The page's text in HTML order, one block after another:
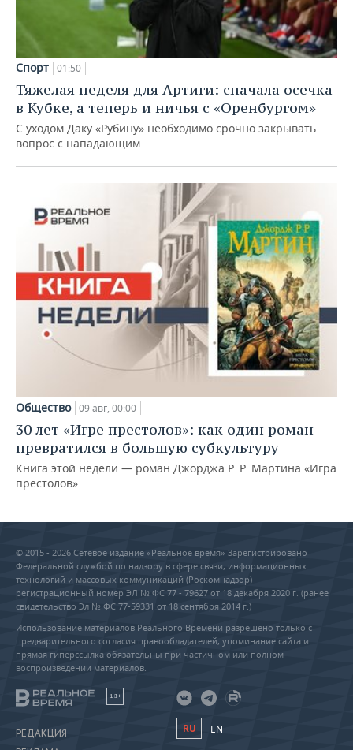
Спорт 01:50
Тяжелая неделя для Артиги: сначала осечка
в Кубке, а теперь и ничья с «Оренбургом»
С уходом Даку «Рубину» необходимо срочно закрывать
вопрос с нападающим
Общество 09 авг, 00:00
30 лет «Игре престолов»: как один роман
превратился в большую субкультуру
Книга этой недели — роман Джорджа Р. Р. Мартина «Игра
престолов»
© 2015 - 2026 Сетевое издание «Реальное время» Зарегистрировано
Федеральной службой по надзору в сфере связи, информационных
технологий и массовых коммуникаций (Роскомнадзор) –
регистрационный номер ЭЛ № ФС 77 - 79627 от 18 декабря 2020 г. (ранее
свидетельство Эл № ФС 77-59331 от 18 сентября 2014 г.)
Использование материалов Реального Времени разрешено только с
предварительного согласия правообладателей, упоминание сайта и
прямая гиперссылка обязательны при частичном или полном
воспроизведении материалов.
18+
РЕДАКЦИЯ
RU EN